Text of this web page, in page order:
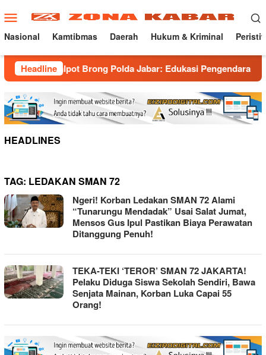
ke
konten
Menu
Mobile
Nasional Kamtibmas Daerah Hukum & Kriminal
Headline
Knalpot Brong Polda Jabar: Edukasi Pengendara Hingga
HEADLINES
TAG: LEDAKAN SMAN 72
Ngeri! Korban Ledakan SMAN 72 Alami
“Tunarungu Mendadak” Usai Salat Jumat,
Mensos Gus Ipul Pastikan Biaya Perawatan
Ditanggung Penuh!
TEKA-TEKI ‘TEROR’ SMAN 72 JAKARTA!
Pelaku Diduga Siswa Sekolah Sendiri, Bawa
Senjata Mainan, Korban Luka Capai 55
Orang!